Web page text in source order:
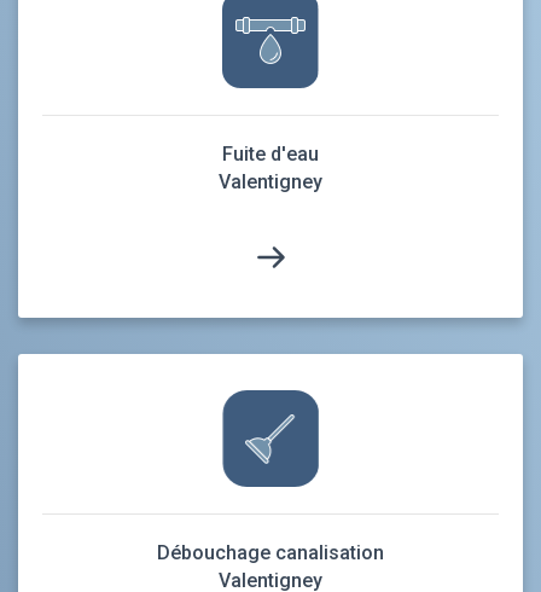
Fuite d'eau
Valentigney
Débouchage canalisation
Valentigney